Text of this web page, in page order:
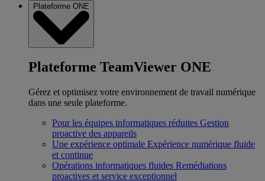
Plateforme ONE
Plateforme TeamViewer ONE
Gérez et optimisez votre environnement de travail numérique
dans une seule plateforme.
Pour les équipes informatiques réduites Gestion
proactive des appareils
Une expérience optimale Expérience numérique fluide
et continue
Opérations informatiques fluides Remédiations
proactives et service exceptionnel